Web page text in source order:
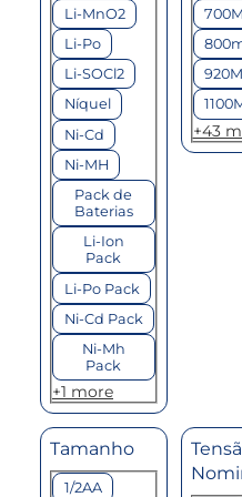
Li-MnO2
Li-Po
Li-SOCl2
Níquel
Ni-Cd
Ni-MH
Pack de
Baterias
Li-Ion
Pack
Li-Po Pack
Ni-Cd Pack
Ni-Mh
Pack
+1 more
+43
Tamanho
Tamanho
1/2AA